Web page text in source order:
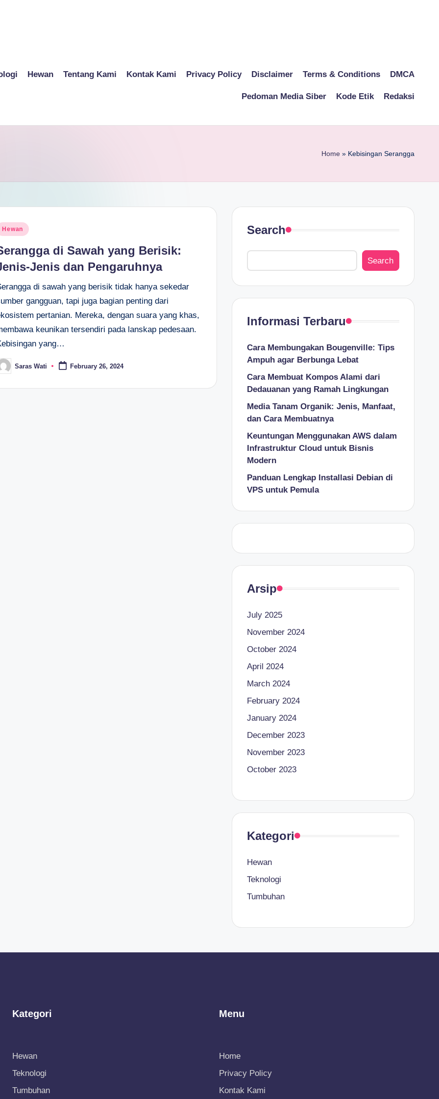
Hewan Tentang Kami Kontak Kami Privacy Policy Disclaimer Terms & Conditions DMCA
Pedoman Media Siber Kode Etik Redaksi
Home » Kebisingan Serangga
Hewan
di Sawah yang Berisik:
Jenis dan Pengaruhnya
di sawah yang berisik tidak hanya sekedar
gangguan, tapi juga bagian penting dari
pertanian. Mereka, dengan suara yang khas,
keunikan tersendiri pada lanskap pedesaan.
yang…
Saras Wati February 26, 2024
Search
Search
Informasi Terbaru
Cara Membungakan Bougenville: Tips
Ampuh agar Berbunga Lebat
Cara Membuat Kompos Alami dari
Dedauanan yang Ramah Lingkungan
Media Tanam Organik: Jenis, Manfaat,
dan Cara Membuatnya
Keuntungan Menggunakan AWS dalam
Infrastruktur Cloud untuk Bisnis
Modern
Panduan Lengkap Installasi Debian di
VPS untuk Pemula
Arsip
July 2025
November 2024
October 2024
April 2024
March 2024
February 2024
January 2024
December 2023
November 2023
October 2023
Kategori
Hewan
Teknologi
Tumbuhan
Kategori
Hewan
Teknologi
Tumbuhan
Menu
Home
Privacy Policy
Kontak Kami